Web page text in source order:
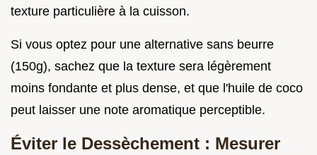
texture particulière à la cuisson.
Si vous optez pour une alternative sans beurre
(150g), sachez que la texture sera légèrement
moins fondante et plus dense, et que l'huile de coco
peut laisser une note aromatique perceptible.
Éviter le Dessèchement : Mesurer